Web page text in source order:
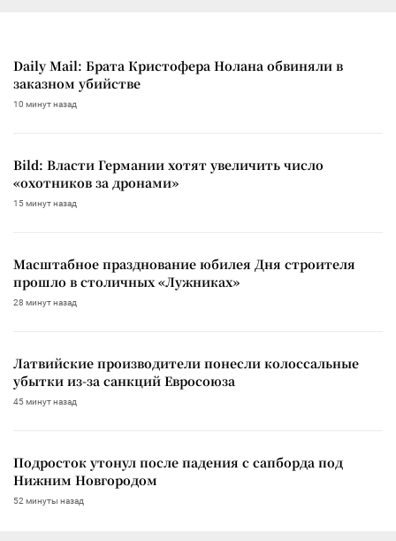
Daily Mail: Брата Кристофера Нолана обвиняли в
заказном убийстве
10 минут назад
Bild: Власти Германии хотят увеличить число
«охотников за дронами»
15 минут назад
Масштабное празднование юбилея Дня строителя
прошло в столичных «Лужниках»
28 минут назад
Латвийские производители понесли колоссальные
убытки из-за санкций Евросоюза
45 минут назад
Подросток утонул после падения с сапборда под
Нижним Новгородом
52 минуты назад